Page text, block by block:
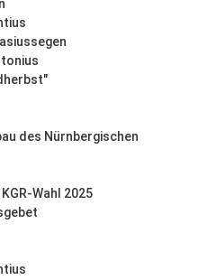
des Nürnbergischen
Wahl 2025